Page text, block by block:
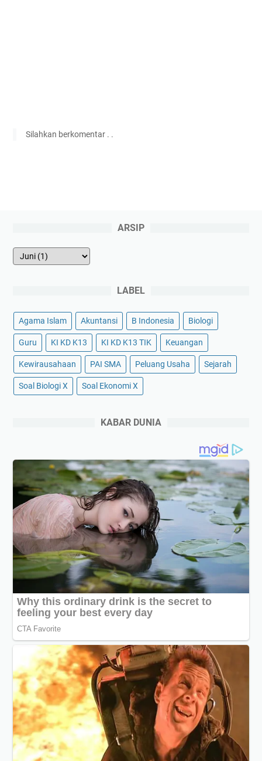
Silahkan berkomentar . .
ARSIP
LABEL
Agama Islam Akuntansi B Indonesia Biologi
Guru KI KD K13 KI KD K13 TIK Keuangan
Kewirausahaan PAI SMA Peluang Usaha Sejarah
Soal Biologi X Soal Ekonomi X
KABAR DUNIA